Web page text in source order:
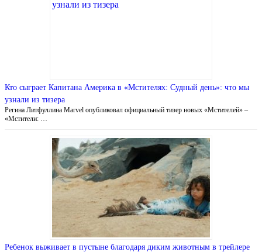
Кто сыграет Капитана Америка в «Мстителях: Cудный день»: что мы
узнали из тизера
Регина Литфуллина Marvel опубликовал официальный тизер новых «Мстителей» –
«Мстители: …
Ребенок выживает в пустыне благодаря диким животным в трейлере